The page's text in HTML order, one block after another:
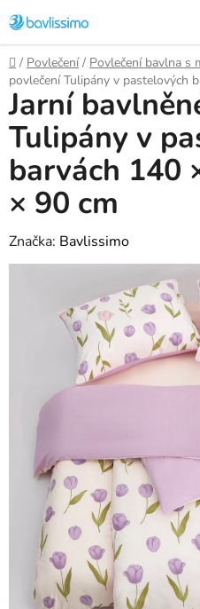
na
obsah
Domů
/ Povlečení / Povlečení bavlna s
povlečení Tulipány v pastelových
Jarní
Tulipány v
barvách 140
× 90 cm
Značka: Bavlissimo